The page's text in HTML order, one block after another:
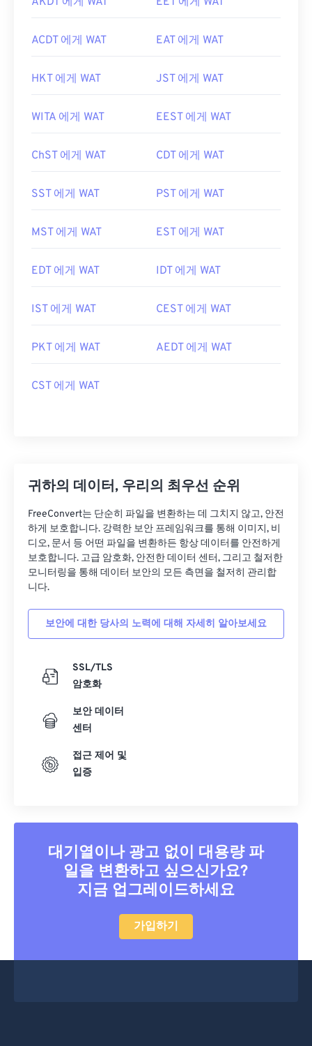
ACDT 에게 WAT EAT 에게 WAT
HKT 에게 WAT JST 에게 WAT
WITA 에게 WAT EEST 에게 WAT
ChST 에게 WAT CDT 에게 WAT
SST 에게 WAT PST 에게 WAT
MST 에게 WAT EST 에게 WAT
EDT 에게 WAT IDT 에게 WAT
IST 에게 WAT CEST 에게 WAT
PKT 에게 WAT AEDT 에게 WAT
CST 에게 WAT
귀하의 데이터, 우리의 최우선 순위
FreeConvert는 단순히 파일을 변환하는 데 그치지 않고, 안전
하게 보호합니다. 강력한 보안 프레임워크를 통해 이미지, 비
디오, 문서 등 어떤 파일을 변환하든 항상 데이터를 안전하게
보호합니다. 고급 암호화, 안전한 데이터 센터, 그리고 철저한
모니터링을 통해 데이터 보안의 모든 측면을 철저히 관리합
니다.
보안에 대한 당사의 노력에 대해 자세히 알아보세요
SSL/TLS
암호화
보안 데이터
센터
접근 제어 및
입증
대기열이나 광고 없이 대용량 파
일을 변환하고 싶으신가요?
지금 업그레이드하세요
가입하기